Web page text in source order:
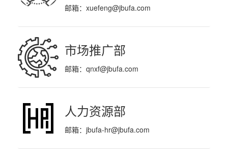
邮箱： xuefeng@jbufa.com
市场推广部
邮箱： qnxf@jbufa.com
人力资源部
邮箱： jbufa-hr@jbufa.com